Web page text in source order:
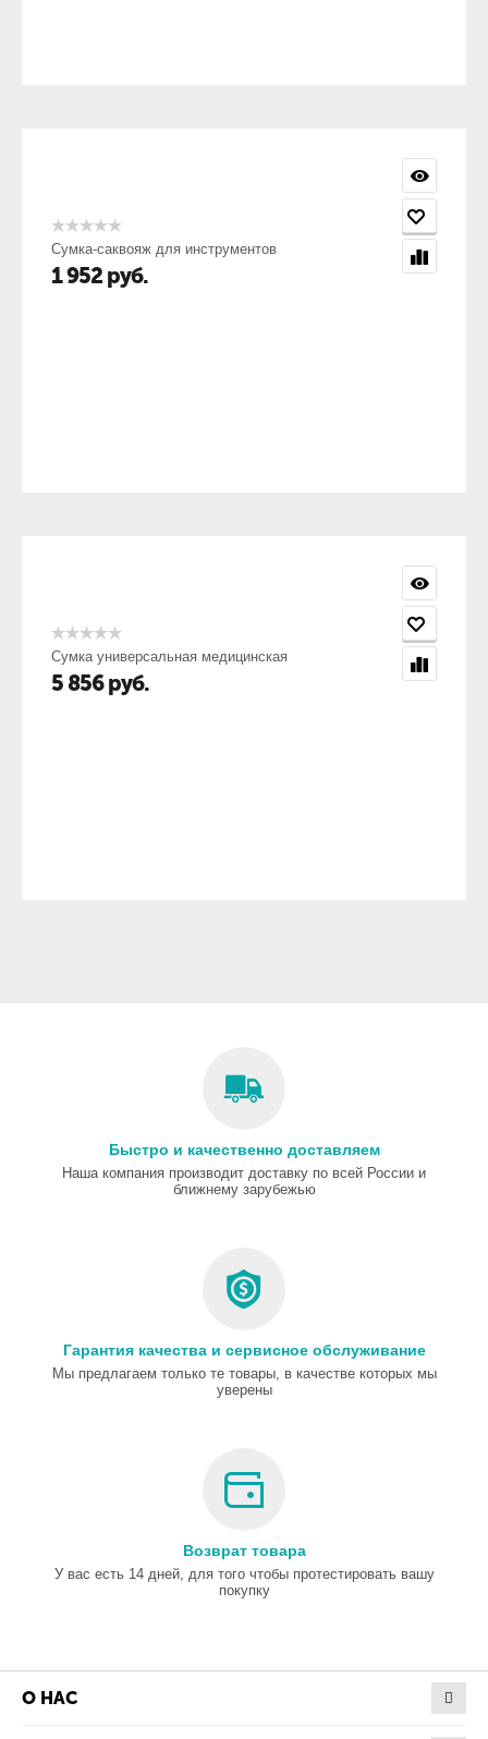
Сумка-саквояж для инструментов
1 952 руб.
Сумка универсальная медицинская
5 856 руб.
Быстро и качественно доставляем
Наша компания производит доставку по всей России и
ближнему зарубежью
Гарантия качества и сервисное обслуживание
Мы предлагаем только те товары, в качестве которых мы
уверены
Возврат товара
У вас есть 14 дней, для того чтобы протестировать вашу
покупку
О НАС